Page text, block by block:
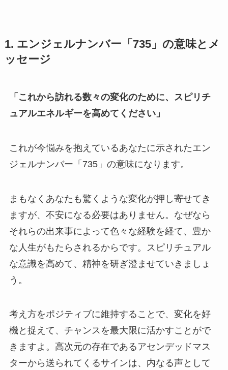
1. エンジェルナンバー「735」の意味とメ
ッセージ
「これから訪れる数々の変化のために、スピリチ
ュアルエネルギーを高めてください」
これが今悩みを抱えているあなたに示されたエン
ジェルナンバー「735」の意味になります。
まもなくあなたも驚くような変化が押し寄せてき
ますが、不安になる必要はありません。なぜなら
それらの出来事によって色々な経験を経て、豊か
な人生がもたらされるからです。スピリチュアル
な意識を高めて、精神を研ぎ澄ませていきましょ
う。
考え方をポジティブに維持することで、変化を好
機と捉えて、チャンスを最大限に活かすことがで
きますよ。高次元の存在であるアセンデッドマス
ターから送られてくるサインは、内なる声として